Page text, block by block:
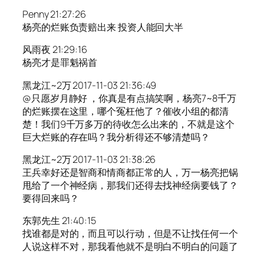
Penny 21:27:26
杨亮的烂账负责赔出来 投资人能回大半
风雨夜 21:29:16
杨亮才是罪魁祸首
黑龙江~2万 2017-11-03 21:36:49
@只愿岁月静好 ，你真是有点搞笑啊，杨亮7~8千万
的烂账摆在这里，哪个冤枉他了？催收小组的都清
楚！我们9千万多万的待收怎么出来的，不就是这个
巨大烂账的存在吗？我分析得还不够清楚吗？
黑龙江~2万 2017-11-03 21:38:26
王兵幸好还是智商和情商都正常的人，万一杨亮把锅
甩给了一个神经病，那我们还得去找神经病要钱了？
要得回来吗？
东郭先生 21:40:15
找谁都是对的，而且可以行动，但是不让找任何一个
人说这样不对，那我看他就不是明白不明白的问题了